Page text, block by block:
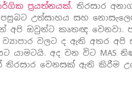
ප‍්‍රයත්නයක්. තිරසාර
උත්සාහය සහ
අපි ඔවුන්ට කෘතඥ වෙනවා.
වලට ද ඇති අතර අපි
යාමටයි. අද වන විට MAS
වෙනසක් ඇති කිරීම